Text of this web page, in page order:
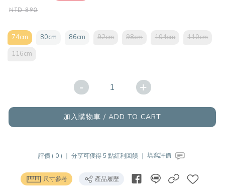
NTD890
74cm 80cm 86cm 92cm 98cm 104cm
110cm
116cm
- +
加入購物車 / ADD TO CART
評價 ( 0 ) ｜ 分享可獲得 5 點紅利回饋 ｜ 填寫評價
尺寸參考 產品履歷